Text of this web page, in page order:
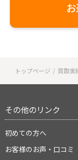
トップページ 買取実
その他のリンク
初めての方へ
お客様のお声・口コミ